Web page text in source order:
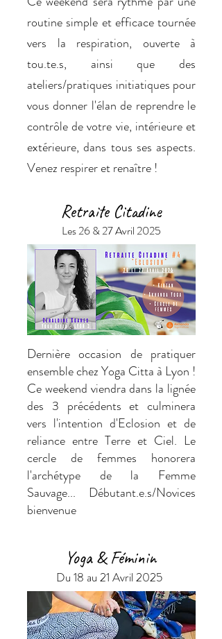
routine simple et efficace tournée
vers la respiration, ouverte à
tou.te.s, ainsi que des
ateliers/pratiques initiatiques pour
vous donner l'élan de reprendre le
contrôle de votre vie, intérieure et
extérieure, dans tous ses aspects.
Venez respirer et renaître !
Retraite Citadine
Les 26 & 27 Avril 2025
Dernière occasion de pratiquer
ensemble chez Yoga Citta à Lyon !
Ce weekend viendra dans la lignée
des 3 précédents et culminera
vers l'intention d'Eclosion et de
reliance entre Terre et Ciel. Le
cercle de femmes honorera
l'archétype de la Femme
Sauvage... Débutant.e.s/Novices
bienvenue
Yoga & Féminin
Du 18 au 21 Avril 2025